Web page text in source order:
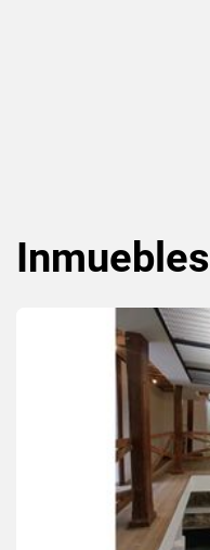
Inmuebles